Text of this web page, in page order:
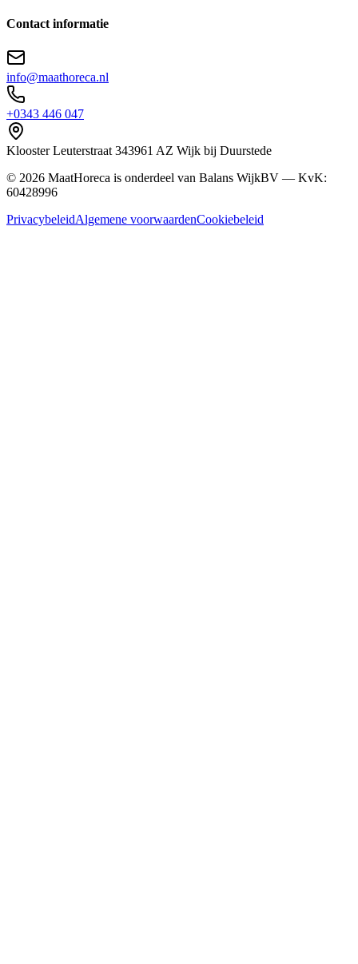
Contact informatie
info@maathoreca.nl
+0343 446 047
Klooster Leuterstraat 343961 AZ Wijk bij Duurstede
© 2026 MaatHoreca is onderdeel van Balans WijkBV — KvK:
60428996
PrivacybeleidAlgemene voorwaardenCookiebeleid